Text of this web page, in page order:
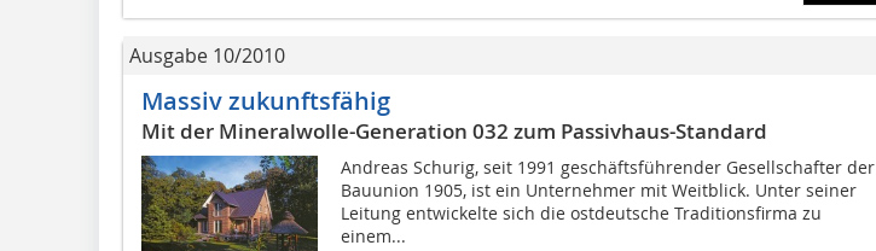
Ausgabe 10/2010
Massiv zukunftsfähig
Mit der Mineralwolle-Generation 032 zum Passivhaus-Standard
Andreas Schurig, seit 1991 geschäftsführender Gesellschafter der
Bauunion 1905, ist ein Unternehmer mit Weitblick. Unter seiner
Leitung entwickelte sich die ostdeutsche Traditionsfirma zu
einem...